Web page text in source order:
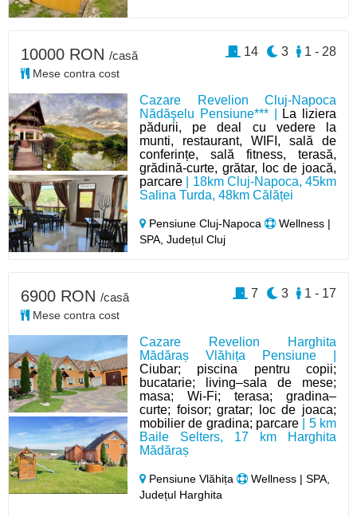
Cazare Revelion Cluj-Napoca
Nădăşelu Pensiune*** |
La liziera
pădurii, pe deal cu vedere la
munti, restaurant, WIFI, sală de
conferințe, sală fitness, terasă,
grădină-curte, grătar, loc de joacă,
parcare | 18km Cluj-Napoca, 45km
Salina Turda, 48km Călăței
Pensiune Cluj-Napoca
Wellness |
SPA, Județul Cluj
10000 RON /casă
Mese contra cost
1 - 28
3
14
Cazare Revelion Harghita
Mădăraș Vlăhița Pensiune |
Ciubar; piscina pentru copii;
bucatarie; living–sala de mese;
masa; Wi-Fi; terasa; gradina–
curte; foisor; gratar; loc de joaca;
mobilier de gradina; parcare | 5 km
Baile Selters, 17 km Harghita
Mădăraș
Pensiune Vlăhița
Wellness | SPA,
Județul Harghita
6900 RON /casă
Mese contra cost
1 - 17
3
7